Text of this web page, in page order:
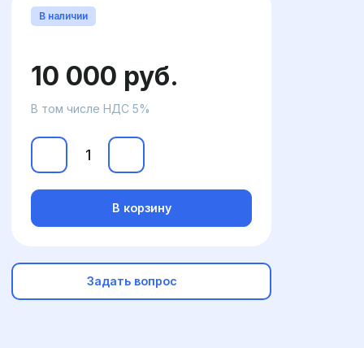
В наличии
10 000 руб.
В том числе НДС 5%
В корзину
Задать вопрос